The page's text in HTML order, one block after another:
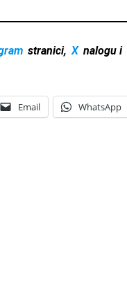
stranici, X nalogu i
Email WhatsApp